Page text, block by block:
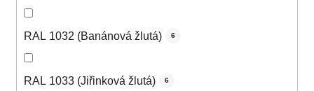
RAL 1032 (Banánová žlutá) 6
RAL 1033 (Jiřinková žlutá) 6